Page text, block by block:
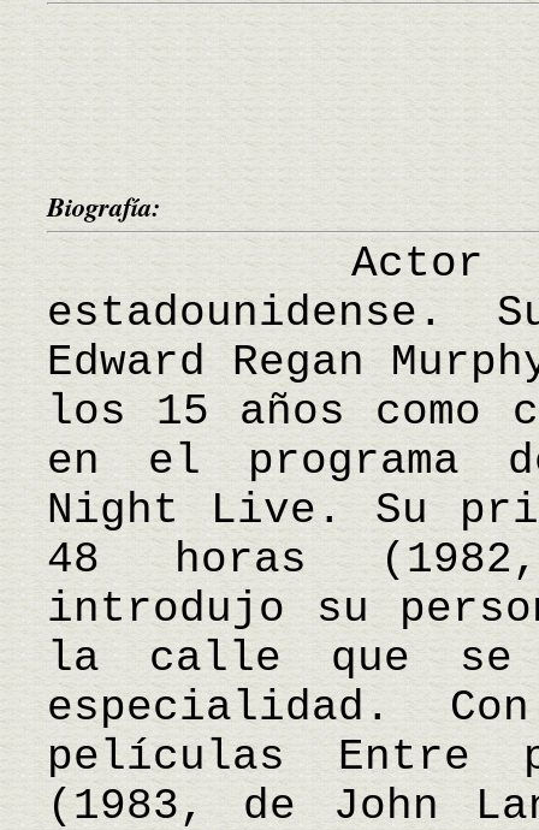
Biografía:
Actor de
estadounidense.
Edward Regan
los 15 años como
en el programa
Night Live. Su
48 horas
introdujo su
la calle que se
especialidad.
películas Entre
(1983, de John